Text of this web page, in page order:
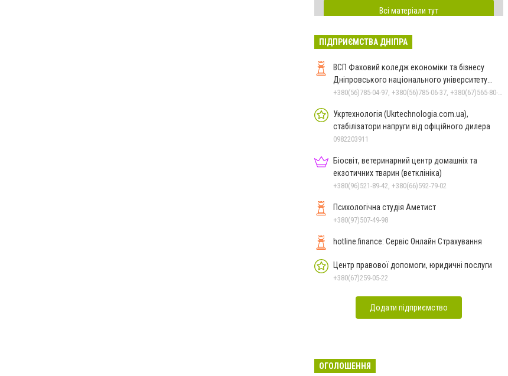
Всі матеріали тут
ПІДПРИЄМСТВА ДНІПРА
ВСП Фаховий коледж економіки та бізнесу
Дніпровського національного університету
імені Олеся Гончара
Укртехнологія (Ukrtechnologia.com.ua),
стабілізатори напруги від офіційного дилера
0982203911
Біосвіт, ветеринарний центр домашніх та
екзотичних тварин (ветклініка)
+380(96)521-89-42, +380(66)592-79-02
Психологічна студія Аметист
+380(97)507-49-98
hotline.finance: Сервіс Онлайн Страхування
Центр правової допомоги, юридичні послуги
+380(67)259-05-22
Додати підприємство
ОГОЛОШЕННЯ